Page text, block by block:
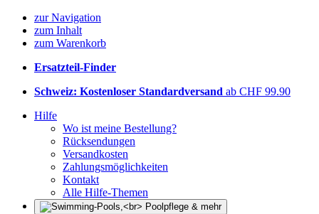
zur Navigation
zum Inhalt
zum Warenkorb
Ersatzteil-Finder
Schweiz: Kostenloser Standardversand ab CHF 99.90
Hilfe
Wo ist meine Bestellung?
Rücksendungen
Versandkosten
Zahlungsmöglichkeiten
Kontakt
Alle Hilfe-Themen